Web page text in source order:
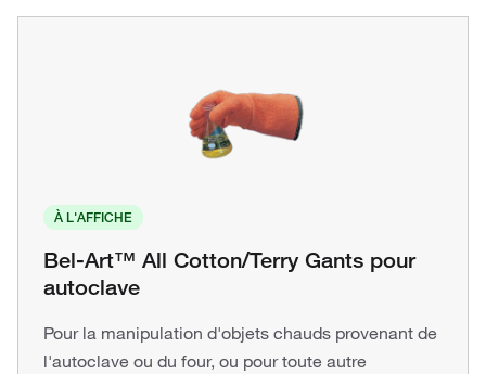
À L'AFFICHE
Bel-Art™ All Cotton/Terry Gants pour
autoclave
Pour la manipulation d'objets chauds provenant de
l'autoclave ou du four, ou pour toute autre